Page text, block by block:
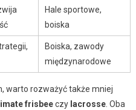
Hale sportowe,
boiska
Boiska, zawody
międzynarodowe
warto rozważyć także mniej
frisbeeczy lacrosse. Oba